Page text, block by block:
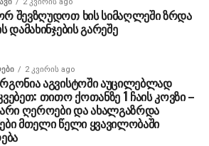
შევზღუდოთ ხის სიმაღლეში ზრდა
დამახინჯების გარეშე
2 კვირის ago
აგვისტოში აუცილებლად
თითო ქოთანზე 1 ჩაის კოვზი –
ღეროები და ახალგაზრდა
მთელი წელი ყვავილობაში